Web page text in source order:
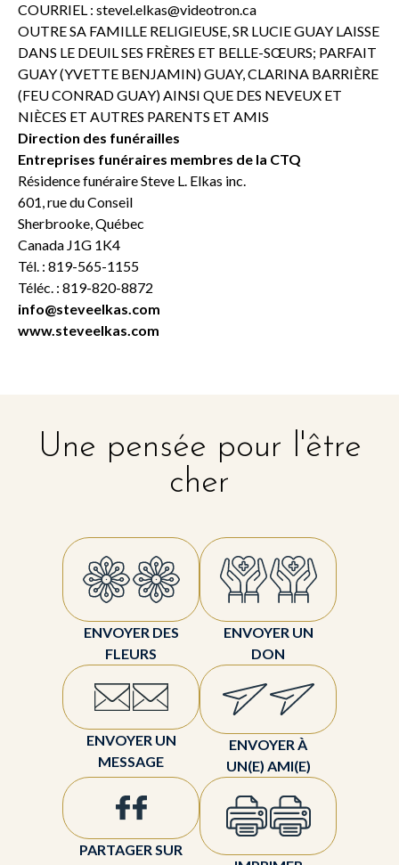
COURRIEL : stevel.elkas@videotron.ca
OUTRE SA FAMILLE RELIGIEUSE, SR LUCIE GUAY LAISSE
DANS LE DEUIL SES FRÈRES ET BELLE-SŒURS; PARFAIT
GUAY (YVETTE BENJAMIN) GUAY, CLARINA BARRIÈRE
(FEU CONRAD GUAY) AINSI QUE DES NEVEUX ET
NIÈCES ET AUTRES PARENTS ET AMIS
Direction des funérailles
Entreprises funéraires membres de la CTQ
Résidence funéraire Steve L. Elkas inc.
601, rue du Conseil
Sherbrooke, Québec
Canada J1G 1K4
Tél. : 819-565-1155
Téléc. : 819-820-8872
info@steveelkas.com
www.steveelkas.com
Une pensée pour l'être
cher
ENVOYER DES
FLEURS
ENVOYER UN
DON
ENVOYER UN
MESSAGE
ENVOYER À
UN(E) AMI(E)
PARTAGER SUR